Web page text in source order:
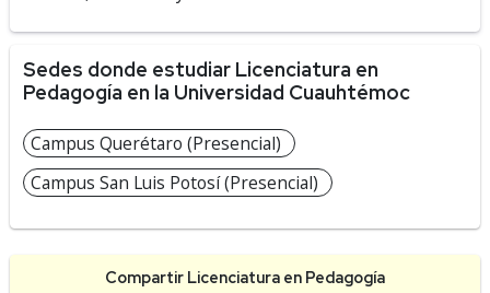
Sedes donde estudiar Licenciatura en
Pedagogía en la Universidad Cuauhtémoc
Campus Querétaro (Presencial)
Campus San Luis Potosí (Presencial)
Compartir Licenciatura en Pedagogía